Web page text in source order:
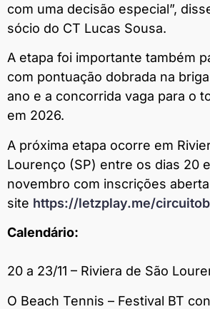
com uma decisão especial”,
sócio do CT Lucas Sousa.
A etapa foi importante também
com pontuação dobrada na
ano e a concorrida vaga para o
em 2026.
A próxima etapa ocorre em
Lourenço (SP) entre os dias 20
novembro com inscrições
site https://letzplay.me/
Calendário:
20 a 23/11 – Riviera de São
O Beach Tennis – Festival BT